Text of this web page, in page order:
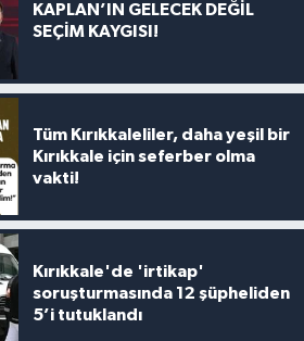
KAPLAN’IN GELECEK DEĞİL
SEÇİM KAYGISI!
Tüm Kırıkkaleliler, daha yeşil bir
Kırıkkale için seferber olma
vakti!
Kırıkkale'de 'irtikap'
soruşturmasında 12 şüpheliden
5’i tutuklandı